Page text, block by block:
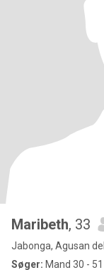
Maribeth, 33
Jabonga, Agusan
Søger: Mand 30 - 51